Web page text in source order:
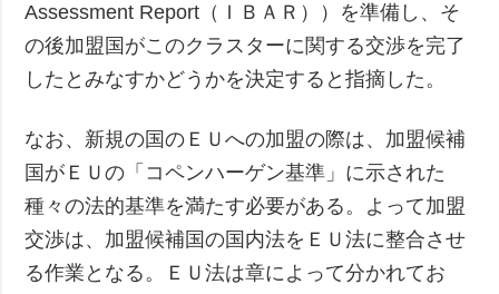
Assessment Report（ＩＢＡＲ））を準備し、そ
の後加盟国がこのクラスターに関する交渉を完了
したとみなすかどうかを決定すると指摘した。
なお、新規の国のＥＵへの加盟の際は、加盟候補
国がＥＵの「コペンハーゲン基準」に示された
種々の法的基準を満たす必要がある。よって加盟
交渉は、加盟候補国の国内法をＥＵ法に整合させ
る作業となる。ＥＵ法は章によって分かれてお